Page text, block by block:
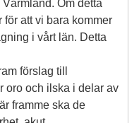
Om detta
att vi bara kommer
i vårt län. Detta
förslag till
oro och ilska i delar av
framme ska de